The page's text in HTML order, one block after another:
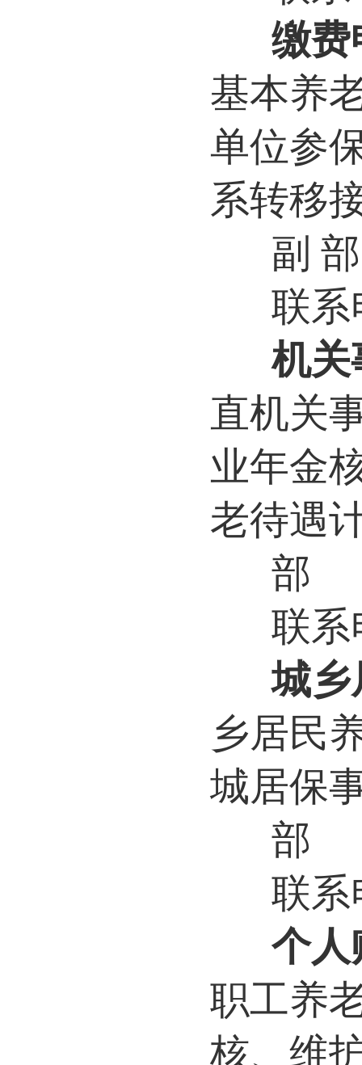
缴费
基本养
单位参
系转移
副
联系
机关
直机关
业年金
老待遇
部
联系
城乡
乡居民
城居保
部
联系
个人
职工养
核、维